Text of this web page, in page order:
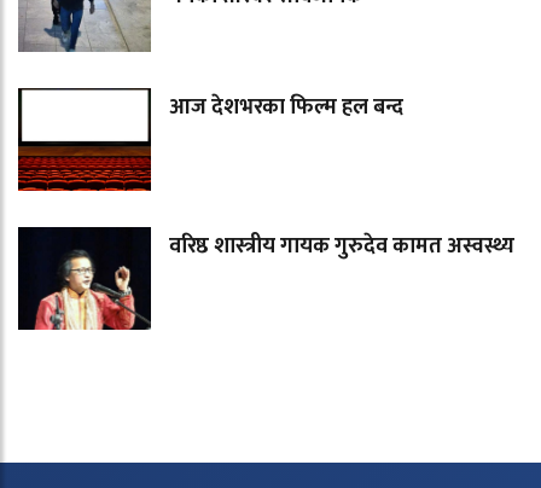
आज देशभरका फिल्म हल बन्द
वरिष्ठ शास्त्रीय गायक गुरुदेव कामत अस्वस्थ्य